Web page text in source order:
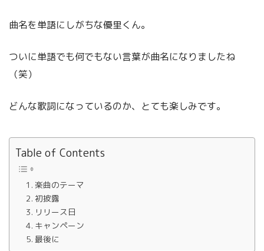
曲名を単語にしがちな優里くん。
ついに単語でも何でもない言葉が曲名になりましたね
（笑）
どんな歌詞になっているのか、とても楽しみです。
Table of Contents
楽曲のテーマ
初披露
リリース日
キャンペーン
最後に